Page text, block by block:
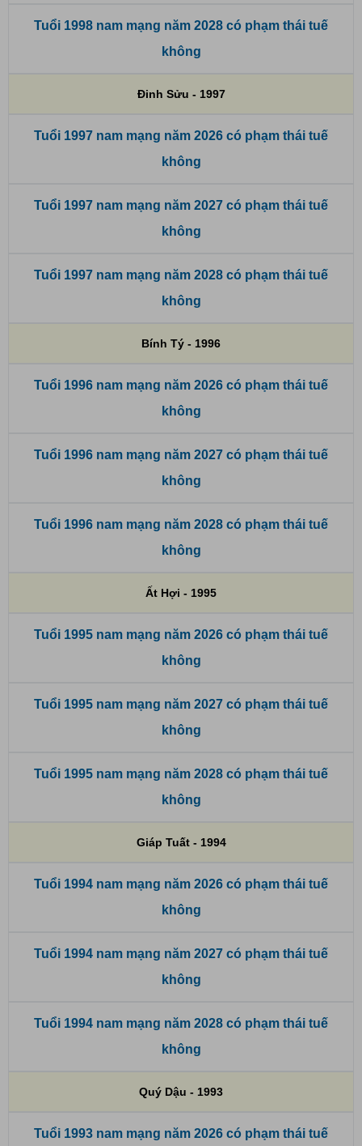
Tuổi 1998 nam mạng năm 2028 có phạm thái tuế
không
Đinh Sửu - 1997
Tuổi 1997 nam mạng năm 2026 có phạm thái tuế
không
Tuổi 1997 nam mạng năm 2027 có phạm thái tuế
không
Tuổi 1997 nam mạng năm 2028 có phạm thái tuế
không
Bính Tý - 1996
Tuổi 1996 nam mạng năm 2026 có phạm thái tuế
không
Tuổi 1996 nam mạng năm 2027 có phạm thái tuế
không
Tuổi 1996 nam mạng năm 2028 có phạm thái tuế
không
Ất Hợi - 1995
Tuổi 1995 nam mạng năm 2026 có phạm thái tuế
không
Tuổi 1995 nam mạng năm 2027 có phạm thái tuế
không
Tuổi 1995 nam mạng năm 2028 có phạm thái tuế
không
Giáp Tuất - 1994
Tuổi 1994 nam mạng năm 2026 có phạm thái tuế
không
Tuổi 1994 nam mạng năm 2027 có phạm thái tuế
không
Tuổi 1994 nam mạng năm 2028 có phạm thái tuế
không
Quý Dậu - 1993
Tuổi 1993 nam mạng năm 2026 có phạm thái tuế